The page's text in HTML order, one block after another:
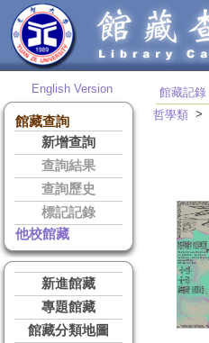
English Version
館藏查詢
新增查詢
查詢結果
查詢歷史
標記記錄
他校館藏
新進館藏
專題館藏
館藏分類地圖
館藏記錄
哲學類 >